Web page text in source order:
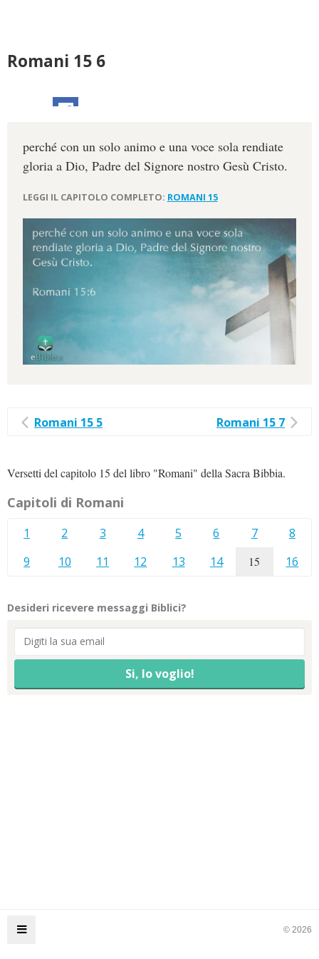
Romani 15 6
perché con un solo animo e una voce sola rendiate
gloria a Dio, Padre del Signore nostro Gesù Cristo.
LEGGI IL CAPITOLO COMPLETO: ROMANI 15
Romani 15 5 Romani 15 7
Versetti del capitolo 15 del libro "Romani" della Sacra Bibbia.
Capitoli di Romani
1 2 3 4 5 6 7
8
9
10 11 12 13 14 15 16
Desideri ricevere messaggi Biblici?
© 2026